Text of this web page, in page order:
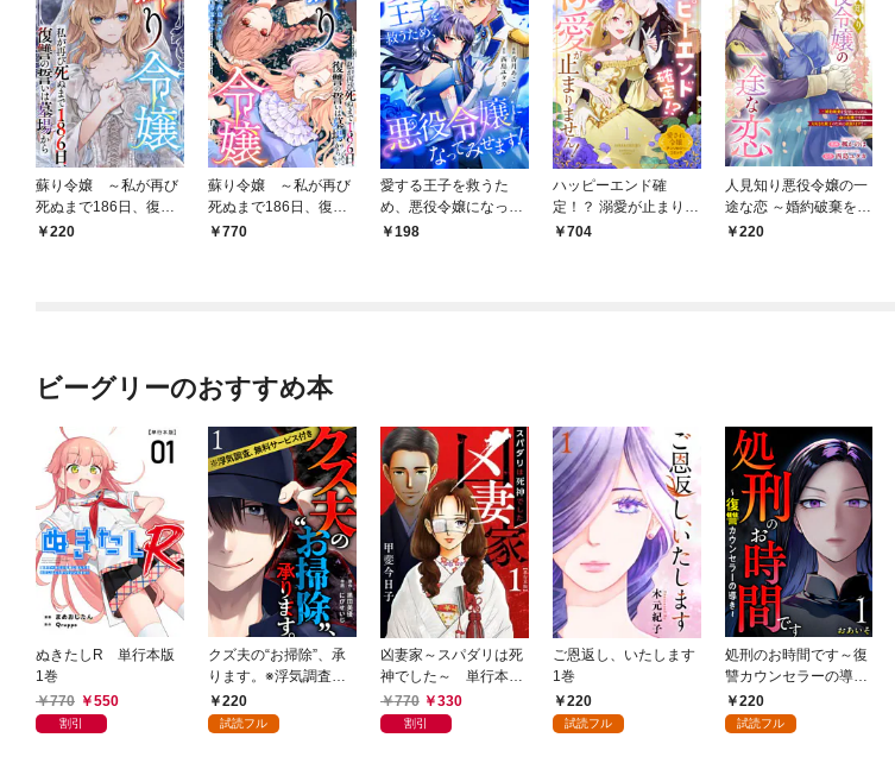
蘇り令嬢 ～私が再び
死ぬまで186日、復讐
の誓いは墓場から～ 1
220
蘇り令嬢 ～私が再び
死ぬまで186日、復讐
の誓いは墓場から～
770
愛する王子を救うた
め、悪役令嬢になって
みせます！
198
ハッピーエンド確
定！？ 溺愛が止まりま
せん！ 愛され令嬢アン
704
人見知り悪役令嬢の一
途な恋 ～婚約破棄を覚
悟していたら命の危機
220
ビーグリーのおすすめ本
ぬきたしR 単行本版
1巻
770
550
割引
クズ夫の“お掃除”、承
ります。※浮気調査、
無料サービス付き 1巻
220
試読フル
凶妻家～スパダリは死
神でした～ 単行本版
1巻770 330
割引
ご恩返し、いたします
1巻
220
試読フル
処刑のお時間です～復
讐カウンセラーの導き
～ 1巻
220
試読フル